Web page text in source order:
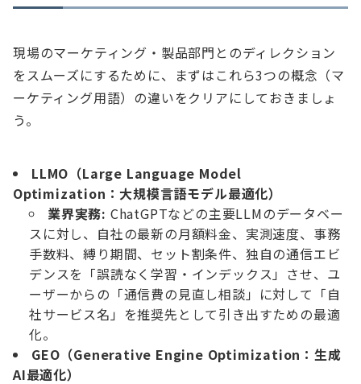
現場のマーケティング・製品部門とのディレクション
をスムーズにするために、まずはこれら3つの概念（マ
ーケティング用語）の違いをクリアにしておきましょ
う。
LLMO（Large Language Model
Optimization：大規模言語モデル最適化）
業界実務: ChatGPTなどの主要LLMのデータベー
スに対し、自社の最新の月額料金、実測速度、事務
手数料、縛り期間、セット割条件、独自の通信エビ
デンスを「誤読なく学習・インデックス」させ、ユ
ーザーからの「通信費の見直し相談」に対して「自
社サービス名」を推奨先として引き出すための最適
化。
GEO（Generative Engine Optimization：生成
AI最適化）